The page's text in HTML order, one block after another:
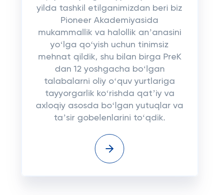
yilda tashkil etilganimizdan beri biz
Pioneer Akademiyasida
mukammallik va halollik anʼanasini
yoʻlga qoʻyish uchun tinimsiz
mehnat qildik, shu bilan birga PreK
dan 12 yoshgacha boʻlgan
talabalarni oliy oʻquv yurtlariga
tayyorgarlik koʻrishda qatʼiy va
axloqiy asosda boʻlgan yutuqlar va
taʼsir gobelenlarini toʻqdik.